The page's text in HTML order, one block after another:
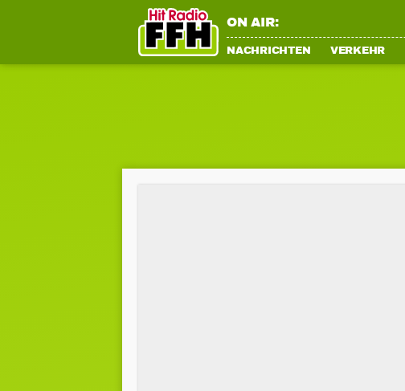
ON AIR:
NACHRICHTEN VERKEHR